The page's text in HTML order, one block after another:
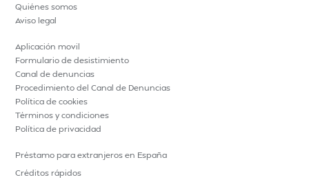
Quiénes somos
Aviso legal
Aplicación movil
Formulario de desistimiento
Canal de denuncias
Procedimiento del Canal de Denuncias
Política de cookies
Términos y condiciones
Política de privacidad
Préstamo para extranjeros en España
Créditos rápidos